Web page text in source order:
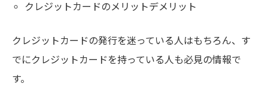
クレジットカードのメリットデメリット
クレジットカードの発行を迷っている人はもちろん、す
でにクレジットカードを持っている人も必見の情報で
す。